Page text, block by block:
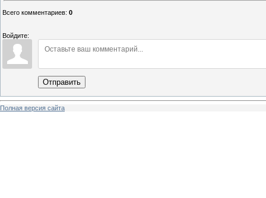
Всего комментариев: 0
Войдите:
Отправить
Полная версия сайта